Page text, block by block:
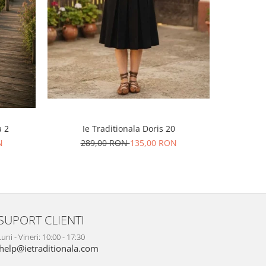
2
Ie Traditionala Doris 20
289,00 RON135,00 RON
CLIENTI
- Vineri: 10:00 - 17:30